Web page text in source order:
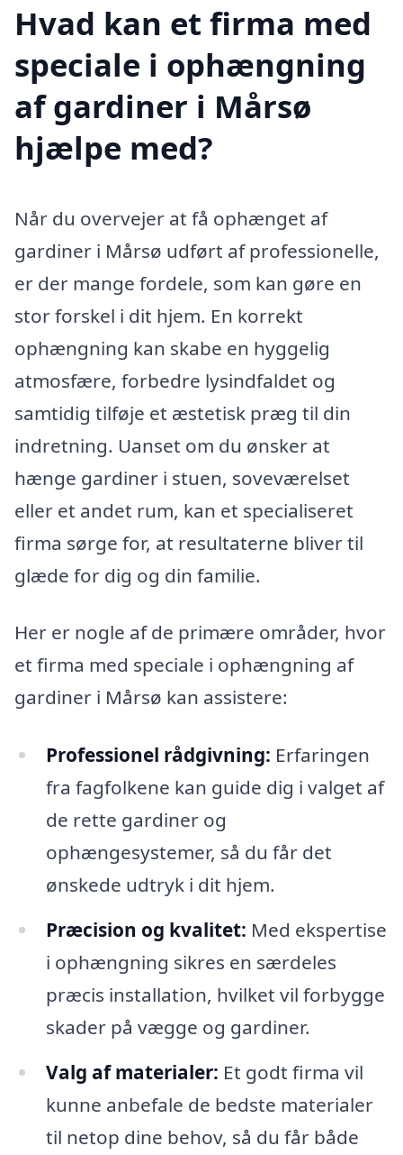
Hvad kan et firma med
speciale i ophængning
af gardiner i Mårsø
hjælpe med?
Når du overvejer at få ophænget af
gardiner i Mårsø udført af professionelle,
er der mange fordele, som kan gøre en
stor forskel i dit hjem. En korrekt
ophængning kan skabe en hyggelig
atmosfære, forbedre lysindfaldet og
samtidig tilføje et æstetisk præg til din
indretning. Uanset om du ønsker at
hænge gardiner i stuen, soveværelset
eller et andet rum, kan et specialiseret
firma sørge for, at resultaterne bliver til
glæde for dig og din familie.
Her er nogle af de primære områder, hvor
et firma med speciale i ophængning af
gardiner i Mårsø kan assistere:
Professionel rådgivning: Erfaringen
fra fagfolkene kan guide dig i valget af
de rette gardiner og
ophængesystemer, så du får det
ønskede udtryk i dit hjem.
Præcision og kvalitet: Med ekspertise
i ophængning sikres en særdeles
præcis installation, hvilket vil forbygge
skader på vægge og gardiner.
Valg af materialer: Et godt firma vil
kunne anbefale de bedste materialer
til netop dine behov, så du får både